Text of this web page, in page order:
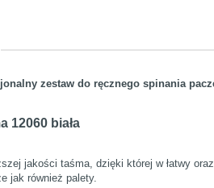
zestaw do ręcznego spinania
12060 biała
jakości taśma, dzięki której w łatwy
jak również palety.